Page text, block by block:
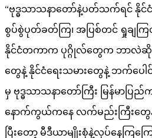
“ဗုဒ္ဓသာသနာတော်နဲ့ပတ်သက်ရင်
စွပ်စွဲပုတ်ခတ်ကြ၊ အပြစ်တင် ရှုချ
နိုင်ငံတကာက ပုဂ္ဂိုလ်တွေက ဘာလဲဆိုရ
တွေနဲ့ နိုင်ငံရေးသမားတွေနဲ့ ဘက်ပေါင်
မှ ဗုဒ္ဓသာသနာတော်ကြီး မြန်မာပ
နောက်ကွယ်ကနေ လက်မည်းကြီးတွေ
ပြီးတော့ မီဒီယာမျိုးစုံနဲ့လုပ်နေကြကြ